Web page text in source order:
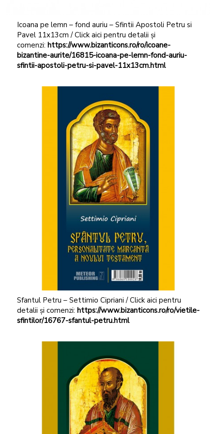
Icoana pe lemn – fond auriu – Sfintii Apostoli Petru si
Pavel 11x13cm / Click aici pentru detalii și
comenzi: https://www.bizanticons.ro/ro/icoane-
bizantine-aurite/16815-icoana-pe-lemn-fond-auriu-
sfintii-apostoli-petru-si-pavel-11x13cm.html
Sfantul Petru – Settimio Cipriani / Click aici pentru
detalii și comenzi: https://www.bizanticons.ro/ro/vietile-
sfintilor/16767-sfantul-petru.html